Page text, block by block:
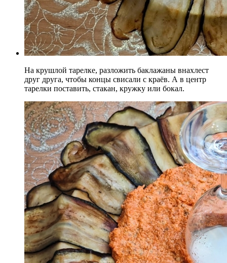
На крушлой тарелке, разложить баклажаны внахлест
друг друга, чтобы концы свисали с краёв. А в центр
тарелки поставить, стакан, кружку или бокал.